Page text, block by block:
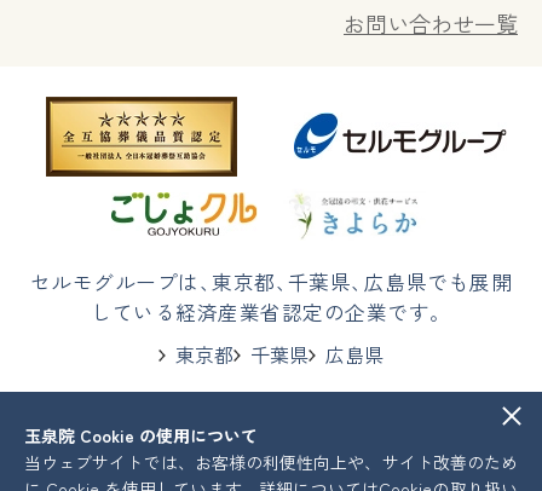
お問い合わせ一覧
セルモグループは、東京都、 千葉県、 広島県でも展開
している経済産業省認定の企業です。
東京都
千葉県 広島県
株式会社セルモ
COPYRIGHT © Celmo All Rights Reserved.
玉泉院 Cookie の使用について
当ウェブサイトでは、お客様の利便性向上や、サイト改善のため